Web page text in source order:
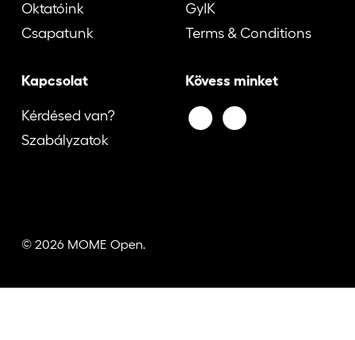
Oktatóink
Csapatunk
GyIK
Terms & Conditions
Kapcsolat
Kérdésed van?
Szabályzatok
Kövess minket
© 2026 MOME Open.